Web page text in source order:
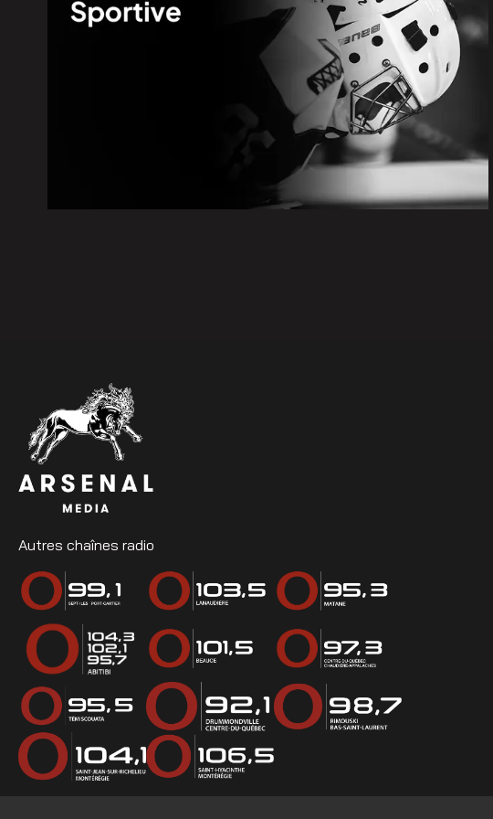
4 août 2026
La route 25 est ouverte jusqu’au km 60
Des débits très élevés pour la rivière Saint-
Autres chaînes radio